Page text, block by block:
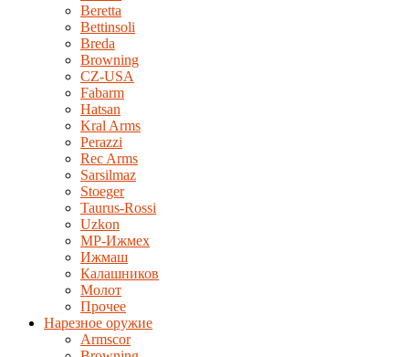
Beretta
Bettinsoli
Breda
Browning
CZ-USA
Fabarm
Hatsan
Kral Arms
Perazzi
Rec Arms
Sarsilmaz
Stoeger
Taurus-Rossi
Uzkon
MP-Ижмех
Ижмаш
Калашников
Молот
Прочее
Нарезное оружие
Armscor